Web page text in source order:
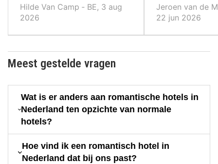
Hilde Van Camp ‐ BE, 3 aug
2026
Jeroen van de
22 jun 2026
Meest gestelde vragen
Wat is er anders aan romantische hotels in
Nederland ten opzichte van normale
hotels?
Hoe vind ik een romantisch hotel in
Nederland dat bij ons past?